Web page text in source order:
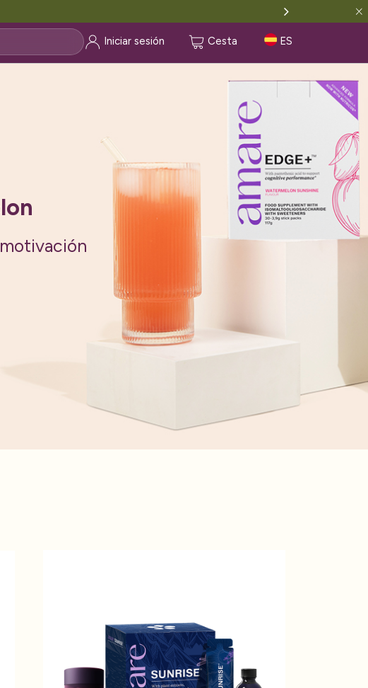
Iniciar sesión Cesta ES
con cafeína